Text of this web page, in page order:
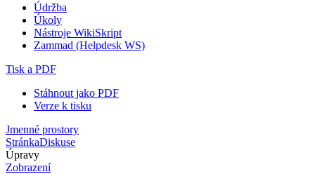
Údržba
Úkoly
Nástroje WikiSkript
Zammad (Helpdesk WS)
Tisk a PDF
Stáhnout jako PDF
Verze k tisku
Jmenné prostory
StránkaDiskuse
Úpravy
Zobrazení